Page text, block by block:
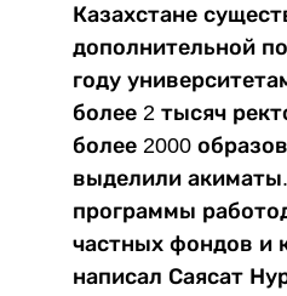
Казахстане
дополнительной
году
более 2 тысяч
более 2000
выделили
программы
частных фондов и
написал Саясат